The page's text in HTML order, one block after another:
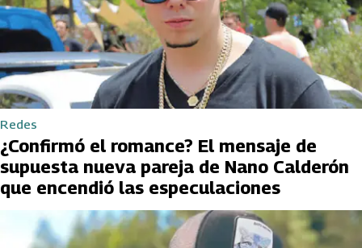
Redes
¿Confirmó el romance? El mensaje de
supuesta nueva pareja de Nano Calderón
que encendió las especulaciones